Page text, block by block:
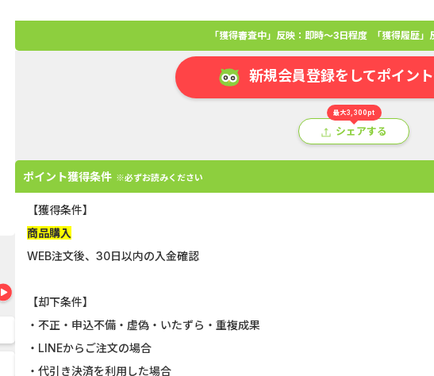
ゲーム
Double Number Merging...
GFS無料特別講座
「獲得審査中」反映：即時～3日程度 「獲得履歴
新規会員登録をしてポイント
最大3,300pt
シェアする
ポイント獲得条件 ※必ずお読みください
【獲得条件】
商品購入
WEB注文後、30日以内の入金確認
【却下条件】
・不正・申込不備・虚偽・いたずら・重複成果
・LINEからご注文の場合
・代引き決済を利用した場合